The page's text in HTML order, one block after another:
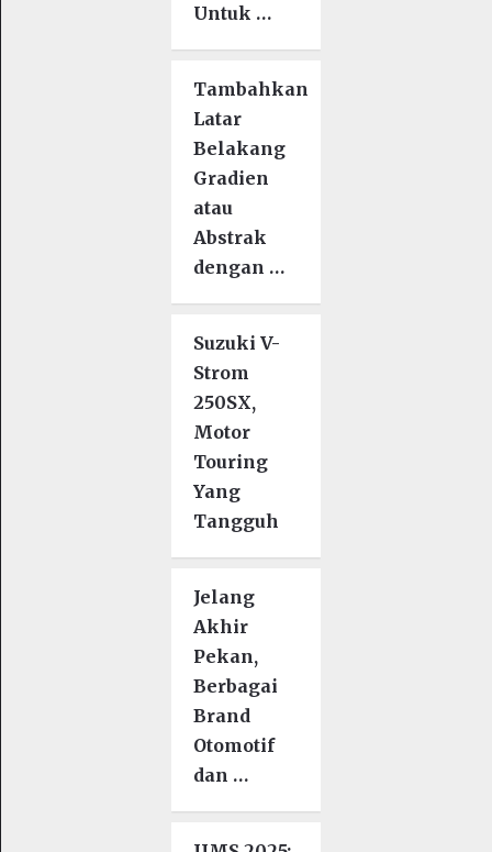
Untuk …
Tambahkan
Latar
Belakang
Gradien
atau
Abstrak
dengan …
Suzuki V-
Strom
250SX,
Motor
Touring
Yang
Tangguh
Jelang
Akhir
Pekan,
Berbagai
Brand
Otomotif
dan …